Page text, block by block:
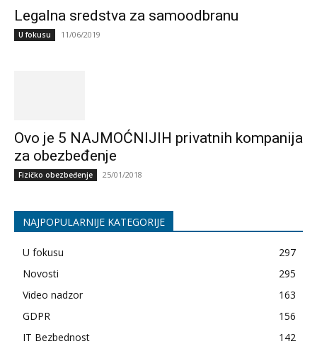
Legalna sredstva za samoodbranu
U fokusu 11/06/2019
Ovo je 5 NAJMOĆNIJIH privatnih kompanija
za obezbeđenje
Fizičko obezbeđenje 25/01/2018
NAJPOPULARNIJE KATEGORIJE
U fokusu
297
Novosti
295
Video nadzor
163
GDPR
156
IT Bezbednost
142